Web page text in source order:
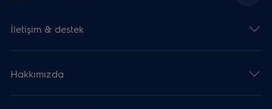
İletişim & destek
Hakkımızda